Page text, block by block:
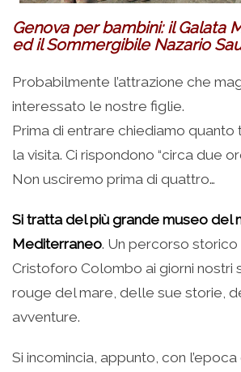
Genova per bambini: il Galata
ed il Sommergibile Nazario
Probabilmente l’attrazione che
interessato le nostre figlie.
Prima di entrare chiediamo quanto
la visita. Ci rispondono “circa due
Non usciremo prima di quattro…
Si tratta del più grande museo del
Mediterraneo. Un percorso storico
Cristoforo Colombo ai giorni nostri
rouge del mare, delle sue storie,
avventure.
Si incomincia, appunto, con